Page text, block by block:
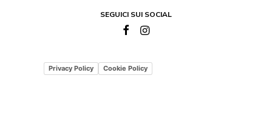
SEGUICI SUI SOCIAL
Privacy Policy Cookie Policy